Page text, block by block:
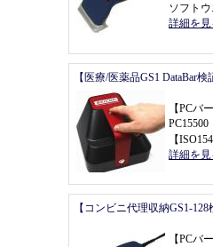
ソフト
詳細を
【医療/医薬品GS1 DataBar
【PCバ
【
詳細を
【コンビニ代理収納GS1-
【PCバ